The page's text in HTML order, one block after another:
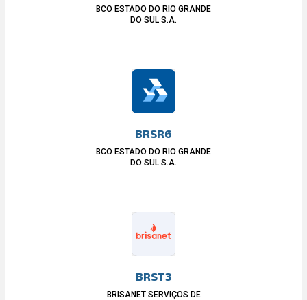
BCO ESTADO DO RIO GRANDE
DO SUL S.A.
BRSR6
BCO ESTADO DO RIO GRANDE
DO SUL S.A.
BRST3
BRISANET SERVIÇOS DE